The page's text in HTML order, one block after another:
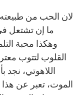
لان الحب من
ما إن تشتعل
وهكذا محبة
القلوب لتتوب
اللاهوتي، نجد
الموت، تعبر عن هذا